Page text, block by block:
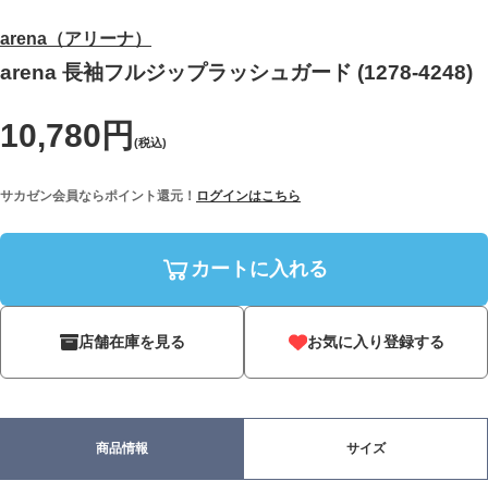
arena（アリーナ）
arena 長袖フルジップラッシュガード (1278-4248)
10,780円 (税込)
サカゼン会員ならポイント還元！ ログインはこちら
カートに入れる
店舗在庫を見る お気に入り登録する
商品情報 サイズ